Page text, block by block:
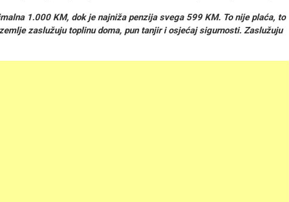
1.000 KM, dok je najniža penzija svega 599 KM. To nije plaća, to
zaslužuju toplinu doma, pun tanjir i osjećaj sigurnosti. Zaslužuju